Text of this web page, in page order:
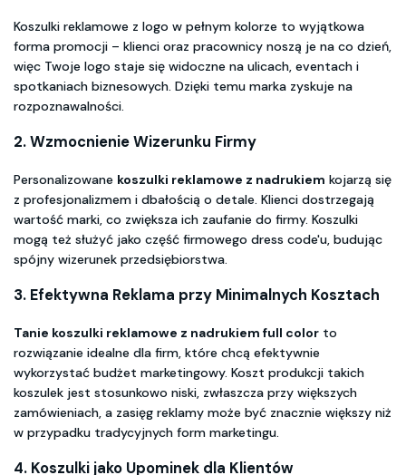
Koszulki reklamowe z logo w pełnym kolorze to wyjątkowa
forma promocji – klienci oraz pracownicy noszą je na co dzień,
więc Twoje logo staje się widoczne na ulicach, eventach i
spotkaniach biznesowych. Dzięki temu marka zyskuje na
rozpoznawalności.
2. Wzmocnienie Wizerunku Firmy
Personalizowane koszulki reklamowe z nadrukiem kojarzą się
z profesjonalizmem i dbałością o detale. Klienci dostrzegają
wartość marki, co zwiększa ich zaufanie do firmy. Koszulki
mogą też służyć jako część firmowego dress code'u, budując
spójny wizerunek przedsiębiorstwa.
3. Efektywna Reklama przy Minimalnych Kosztach
Tanie koszulki reklamowe z nadrukiem full color to
rozwiązanie idealne dla firm, które chcą efektywnie
wykorzystać budżet marketingowy. Koszt produkcji takich
koszulek jest stosunkowo niski, zwłaszcza przy większych
zamówieniach, a zasięg reklamy może być znacznie większy niż
w przypadku tradycyjnych form marketingu.
4. Koszulki jako Upominek dla Klientów